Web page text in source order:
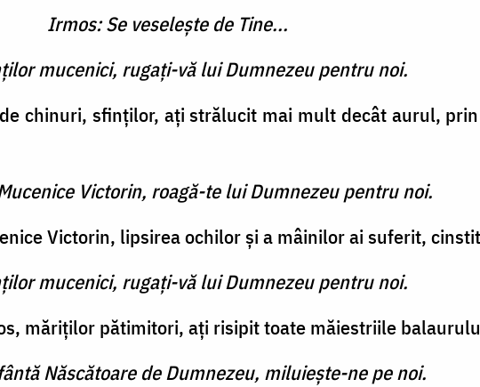
Irmos: Se veseleşte de Tine...
mucenici, rugaţi-vă lui Dumnezeu pentru noi.
chinuri, sfinţilor, aţi strălucit mai mult decât aurul,
Victorin, roagă-te lui Dumnezeu pentru noi.
Victorin, lipsirea ochilor şi a mâinilor ai suferit,
mucenici, rugaţi-vă lui Dumnezeu pentru noi.
măriţilor pătimitori, aţi risipit toate măiestriile
Născătoare de Dumnezeu, miluieşte-ne pe noi.